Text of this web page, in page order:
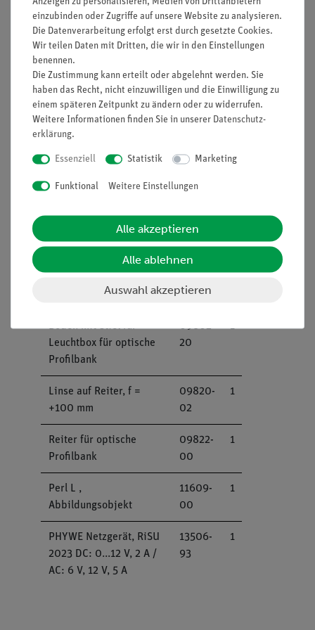
Aufgaben
Wie kann man die Größe von Linsenbildern berechnen?
Untersuche welcher Zusammenhang zwischen der
Gegenstandsweite g, der Bildweite b, der
Gegenstandsgröße G und der Bildgröße B bei
Abbildungen durch Konvexlinsen besteht.
Optische Profilbank für
Schülerversuche, l =
600 mm
08376-
00
1
00
Boden mit Stiel für
Leuchtbox für optische
Profilbank
09802-
20
1
Linse auf Reiter, f =
+100 mm
09820-
02
1
Reiter für optische
Profilbank
09822-
00
1
Perl L ,
Abbildungsobjekt
11609-
00
1
PHYWE Netzgerät, RiSU
2023 DC: 0...12 V, 2 A /
AC: 6 V, 12 V, 5 A
13506-
93
1
einzubinden oder Zugriffe auf unsere Website zu analysieren.
Die Datenverarbeitung erfolgt erst durch gesetzte Cookies.
Wir teilen Daten mit Dritten, die wir in den Einstellungen
benennen.
Die Zustimmung kann erteilt oder abgelehnt werden. Sie
haben das Recht, nicht einzuwilligen und die Einwilligung zu
einem späteren Zeitpunkt zu ändern oder zu widerrufen.
Weitere Informationen finden Sie in unserer Daten­schutz­
erklärung.
Essenziell Statistik Marketing
Funktional Weitere Einstellungen
Alle akzeptieren
Alle ablehnen
Auswahl akzeptieren